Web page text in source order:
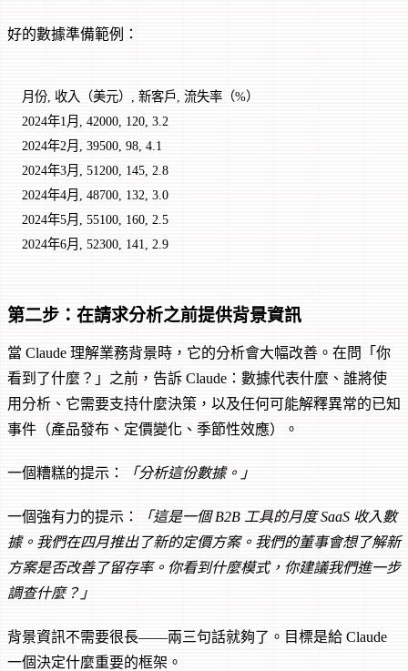
好的數據準備範例：
月份, 收入（美元）, 新客戶, 流失率（%）
2024年1月, 42000, 120, 3.2
2024年2月, 39500, 98, 4.1
2024年3月, 51200, 145, 2.8
2024年4月, 48700, 132, 3.0
2024年5月, 55100, 160, 2.5
2024年6月, 52300, 141, 2.9
第二步：在請求分析之前提供背景資訊
當 Claude 理解業務背景時，它的分析會大幅改善。在問「你
看到了什麼？」之前，告訴 Claude：數據代表什麼、誰將使
用分析、它需要支持什麼決策，以及任何可能解釋異常的已知
事件（產品發布、定價變化、季節性效應）。
一個糟糕的提示： 「分析這份數據。」
一個強有力的提示：
「這是一個 B2B 工具的月度 SaaS 收入數
據。我們在四月推出了新的定價方案。我們的董事會想了解新
方案是否改善了留存率。你看到什麼模式，你建議我們進一步
調查什麼？」
背景資訊不需要很長——兩三句話就夠了。目標是給 Claude
一個決定什麼重要的框架。